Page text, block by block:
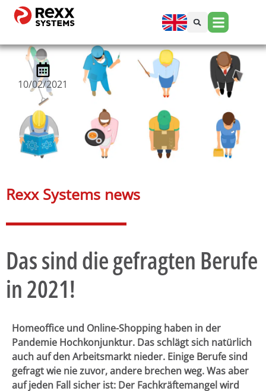
10/02/2021
Rexx Systems news​
Das sind die gefragten Berufe
in 2021!
Homeoffice und Online-Shopping haben in der
Pandemie Hochkonjunktur. Das schlägt sich natürlich
auch auf den Arbeitsmarkt nieder. Einige Berufe sind
gefragt wie nie zuvor, andere brechen weg. Was aber
auf jeden Fall sicher ist: Der Fachkräftemangel wird